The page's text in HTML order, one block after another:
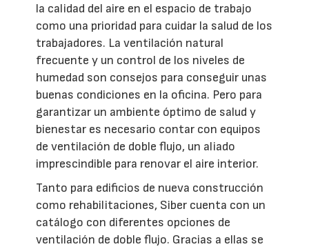
la calidad del aire en el espacio de trabajo
como una prioridad para cuidar la salud de los
trabajadores. La ventilación natural
frecuente y un control de los niveles de
humedad son consejos para conseguir unas
buenas condiciones en la oficina. Pero para
garantizar un ambiente óptimo de salud y
bienestar es necesario contar con equipos
de ventilación de doble flujo, un aliado
imprescindible para renovar el aire interior.
Tanto para edificios de nueva construcción
como rehabilitaciones, Siber cuenta con un
catálogo con diferentes opciones de
ventilación de doble flujo. Gracias a ellas se